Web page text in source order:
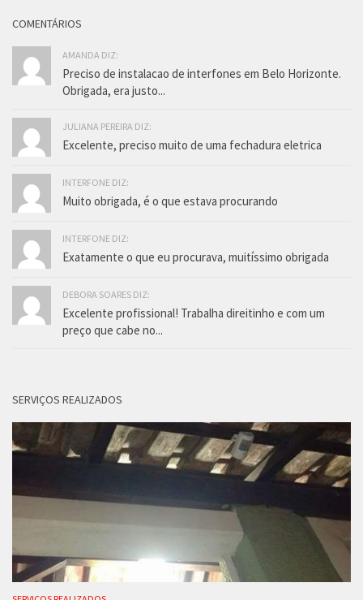
COMENTÁRIOS
AMANDA DIZ:
Preciso de instalacao de interfones em Belo Horizonte.
Obrigada, era justo...
JULIANA PEREIRA DIZ:
Excelente, preciso muito de uma fechadura eletrica
INTERFONE DIZ:
Muito obrigada, é o que estava procurando
INTERFONE DIZ:
Exatamente o que eu procurava, muitíssimo obrigada
DEBORA SOARES DIZ:
Excelente profissional! Trabalha direitinho e com um
preço que cabe no...
SERVIÇOS REALIZADOS